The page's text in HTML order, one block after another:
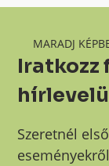
MARADJ
Iratkozz
Szeretnél